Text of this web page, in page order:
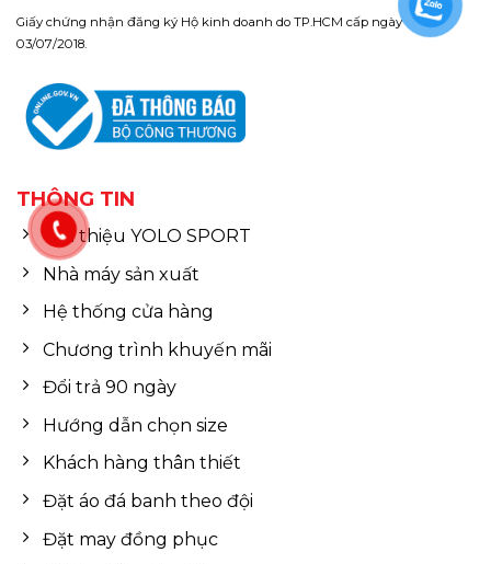
Giấy chứng nhận đăng ký Hộ kinh doanh do TP.HCM cấp ngày
03/07/2018.
THÔNG TIN
Giới thiệu YOLO SPORT
Nhà máy sản xuất
Hệ thống cửa hàng
Chương trình khuyến mãi
Đổi trả 90 ngày
Hướng dẫn chọn size
Khách hàng thân thiết
Đặt áo đá banh theo đội
Đặt may đồng phục